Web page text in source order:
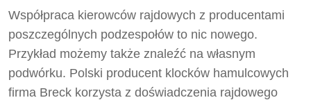
Współpraca kierowców rajdowych z producentami
poszczególnych podzespołów to nic nowego.
Przykład możemy także znaleźć na własnym
podwórku. Polski producent klocków hamulcowych
firma Breck korzysta z doświadczenia rajdowego